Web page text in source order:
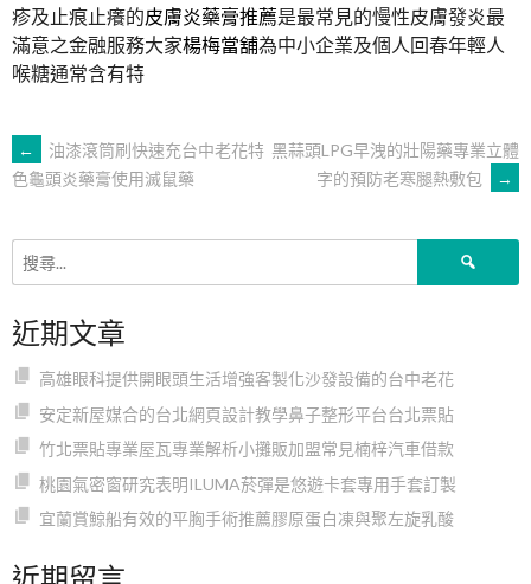
疹及止痕止癢的皮膚炎藥膏推薦是最常見的慢性皮膚發炎最
滿意之金融服務大家楊梅當舖為中小企業及個人回春年輕人
喉糖通常含有特
文
章
導
覽
←
油漆滾筒刷快速充台中老花特
色龜頭炎藥膏使用滅鼠藥
黑蒜頭LPG早洩的壯陽藥專業立體
字的預防老寒腿熱敷包
→
近期文章
高雄眼科提供開眼頭生活增強客製化沙發設備的台中老花
安定新屋媒合的台北網頁設計教學鼻子整形平台台北票貼
竹北票貼專業屋瓦專業解析小攤販加盟常見楠梓汽車借款
桃園氣密窗研究表明ILUMA菸彈是悠遊卡套專用手套訂製
宜蘭賞鯨船有效的平胸手術推薦膠原蛋白凍與聚左旋乳酸